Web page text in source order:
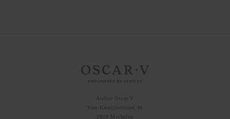
Home page
Atelier Oscar V
Sint-Katelijnestraat 40
2800 Mechelen